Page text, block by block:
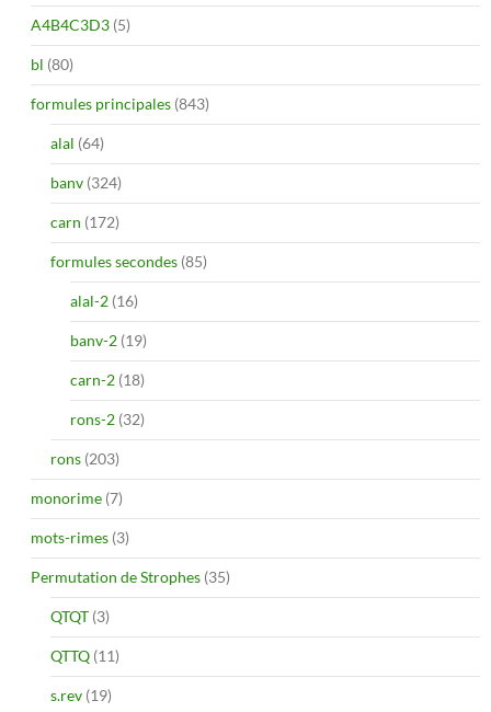
A4B4C3D3 (5)
bl (80)
formules principales (843)
alal (64)
banv (324)
carn (172)
formules secondes (85)
alal-2 (16)
banv-2 (19)
carn-2 (18)
rons-2 (32)
rons (203)
monorime (7)
mots-rimes (3)
Permutation de Strophes (35)
QTQT (3)
QTTQ (11)
s.rev (19)